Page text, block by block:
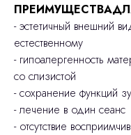
- эстетичный внешний
естественному
- гипоалергенность
со слизистой
- сохранение функций
- лечение в один сеанс
- отсутствие